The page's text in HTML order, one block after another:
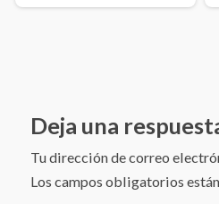
Deja una
Tu dirección de correo
Los campos obligatorios